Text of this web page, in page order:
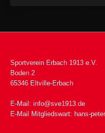
Sportverein Erbach 1913 e.V.
Boden 2
65346 Eltville-Erbach
E-Mail: info@sve1913.de
E-Mail Mitgliedswart: hans-